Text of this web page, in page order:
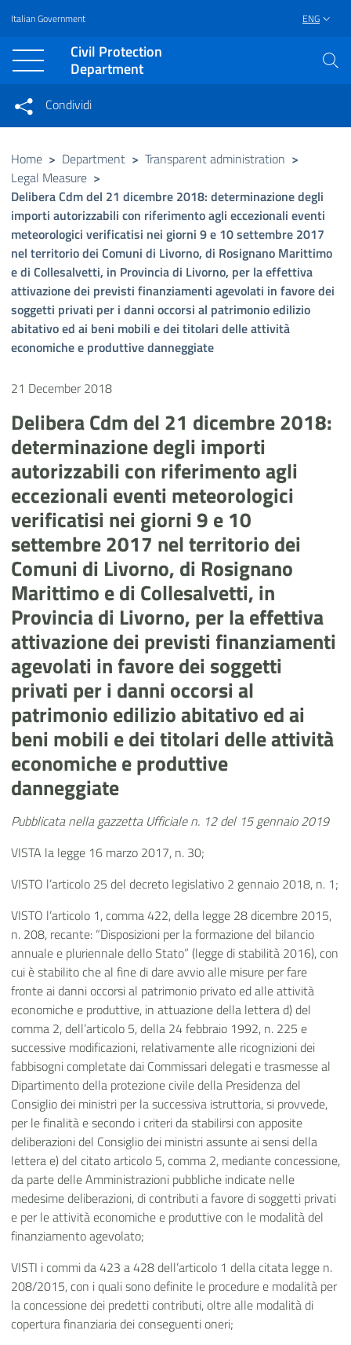
Vai al contenuto principale
Raggiungi il piè di pagina
Italian Government ENG
Civil Protection
Department
Condividi su Facebook
Condividi su Twitter
Condividi
Condividi sui social network
Home > Department > Transparent administration >
Legal Measure >
Delibera Cdm del 21 dicembre 2018: determinazione degli
importi autorizzabili con riferimento agli eccezionali eventi
meteorologici verificatisi nei giorni 9 e 10 settembre 2017
nel territorio dei Comuni di Livorno, di Rosignano Marittimo
e di Collesalvetti, in Provincia di Livorno, per la effettiva
attivazione dei previsti finanziamenti agevolati in favore dei
soggetti privati per i danni occorsi al patrimonio edilizio
abitativo ed ai beni mobili e dei titolari delle attività
economiche e produttive danneggiate
21 December 2018
Delibera Cdm del 21 dicembre 2018:
determinazione degli importi
autorizzabili con riferimento agli
eccezionali eventi meteorologici
verificatisi nei giorni 9 e 10
settembre 2017 nel territorio dei
Comuni di Livorno, di Rosignano
Marittimo e di Collesalvetti, in
Provincia di Livorno, per la effettiva
attivazione dei previsti finanziamenti
agevolati in favore dei soggetti
privati per i danni occorsi al
patrimonio edilizio abitativo ed ai
beni mobili e dei titolari delle attività
economiche e produttive
danneggiate
Pubblicata nella gazzetta Ufficiale n. 12 del 15 gennaio 2019
VISTA la legge 16 marzo 2017, n. 30;
VISTO l’articolo 25 del decreto legislativo 2 gennaio 2018, n. 1;
VISTO l’articolo 1, comma 422, della legge 28 dicembre 2015,
n. 208, recante: “Disposizioni per la formazione del bilancio
annuale e pluriennale dello Stato” (legge di stabilità 2016), con
cui è stabilito che al fine di dare avvio alle misure per fare
fronte ai danni occorsi al patrimonio privato ed alle attività
economiche e produttive, in attuazione della lettera d) del
comma 2, dell’articolo 5, della 24 febbraio 1992, n. 225 e
successive modificazioni, relativamente alle ricognizioni dei
fabbisogni completate dai Commissari delegati e trasmesse al
Dipartimento della protezione civile della Presidenza del
Consiglio dei ministri per la successiva istruttoria, si provvede,
per le finalità e secondo i criteri da stabilirsi con apposite
deliberazioni del Consiglio dei ministri assunte ai sensi della
lettera e) del citato articolo 5, comma 2, mediante concessione,
da parte delle Amministrazioni pubbliche indicate nelle
medesime deliberazioni, di contributi a favore di soggetti privati
e per le attività economiche e produttive con le modalità del
finanziamento agevolato;
VISTI i commi da 423 a 428 dell’articolo 1 della citata legge n.
208/2015, con i quali sono definite le procedure e modalità per
la concessione dei predetti contributi, oltre alle modalità di
copertura finanziaria dei conseguenti oneri;